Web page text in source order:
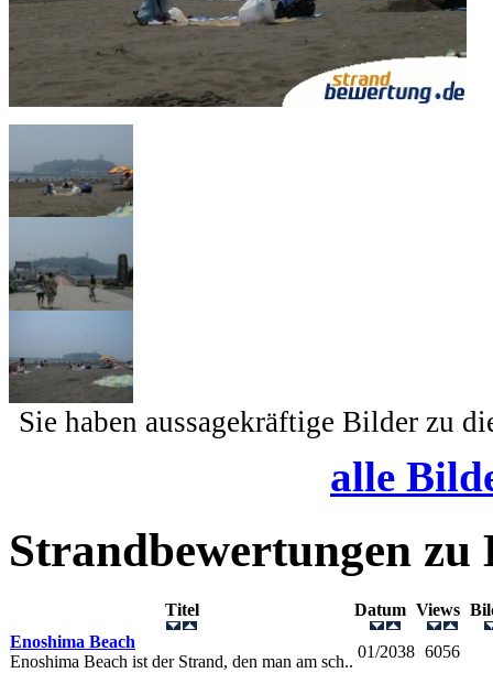
Sie haben aussagekräftige Bilder zu
alle
Strandbewertungen zu
Titel Datum Views
Enoshima Beach
Enoshima Beach ist der Strand, den man am sch..
01/2038 6056